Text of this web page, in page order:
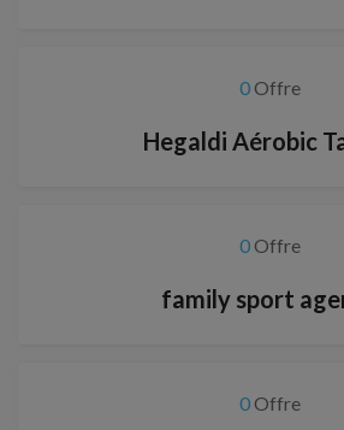
0Offre
Hegaldi Aérobic
0Offre
family sport
0Offre